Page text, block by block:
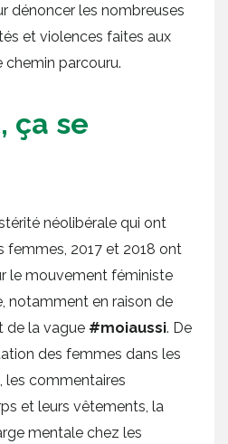
dénoncer les nombreuses
et violences faites aux
parcouru.
ça se
néolibérale qui ont
femmes, 2017 et 2018 ont
le mouvement féministe
notamment en raison de
de la vague #moiaussi. De
des femmes dans les
les commentaires
et leurs vêtements, la
mentale chez les